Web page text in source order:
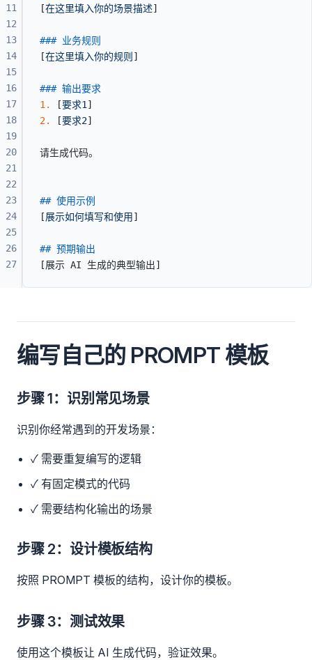
[在这里填入你的场景描述]
### 业务规则
[在这里填入你的规则 ]
### 输出要求
1.
[要求1 ]
2.
[要求2]
请生成代码。
## 使用示例
[展示如何填写和使用 ]
## 预期输出
[展示 AI 生成的典型输出]
11
12
13
14
15
16
17
18
19
20
21
22
23
24
25
26
27
编写自己的 PROMPT 模板
步骤 1：识别常见场景
识别你经常遇到的开发场景：
✓ 需要重复编写的逻辑
✓ 有固定模式的代码
✓ 需要结构化输出的场景
步骤 2：设计模板结构
按照 PROMPT 模板的结构，设计你的模板。
步骤 3：测试效果
使用这个模板让 AI 生成代码，验证效果。